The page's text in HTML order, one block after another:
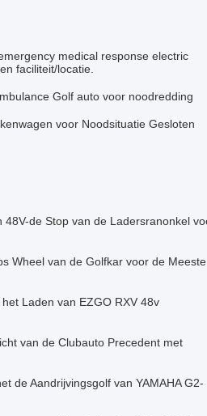
medical response electric
faciliteit/locatie.
Golf auto voor noodredding
voor Noodsituatie Gesloten
de Stop van de Ladersranonkel
Wheel van de Golfkar voor de Meeste
Laden van EZGO RXV 48v
van de Clubauto Precedent met
de Aandrijvingsgolf van YAMAHA G2-